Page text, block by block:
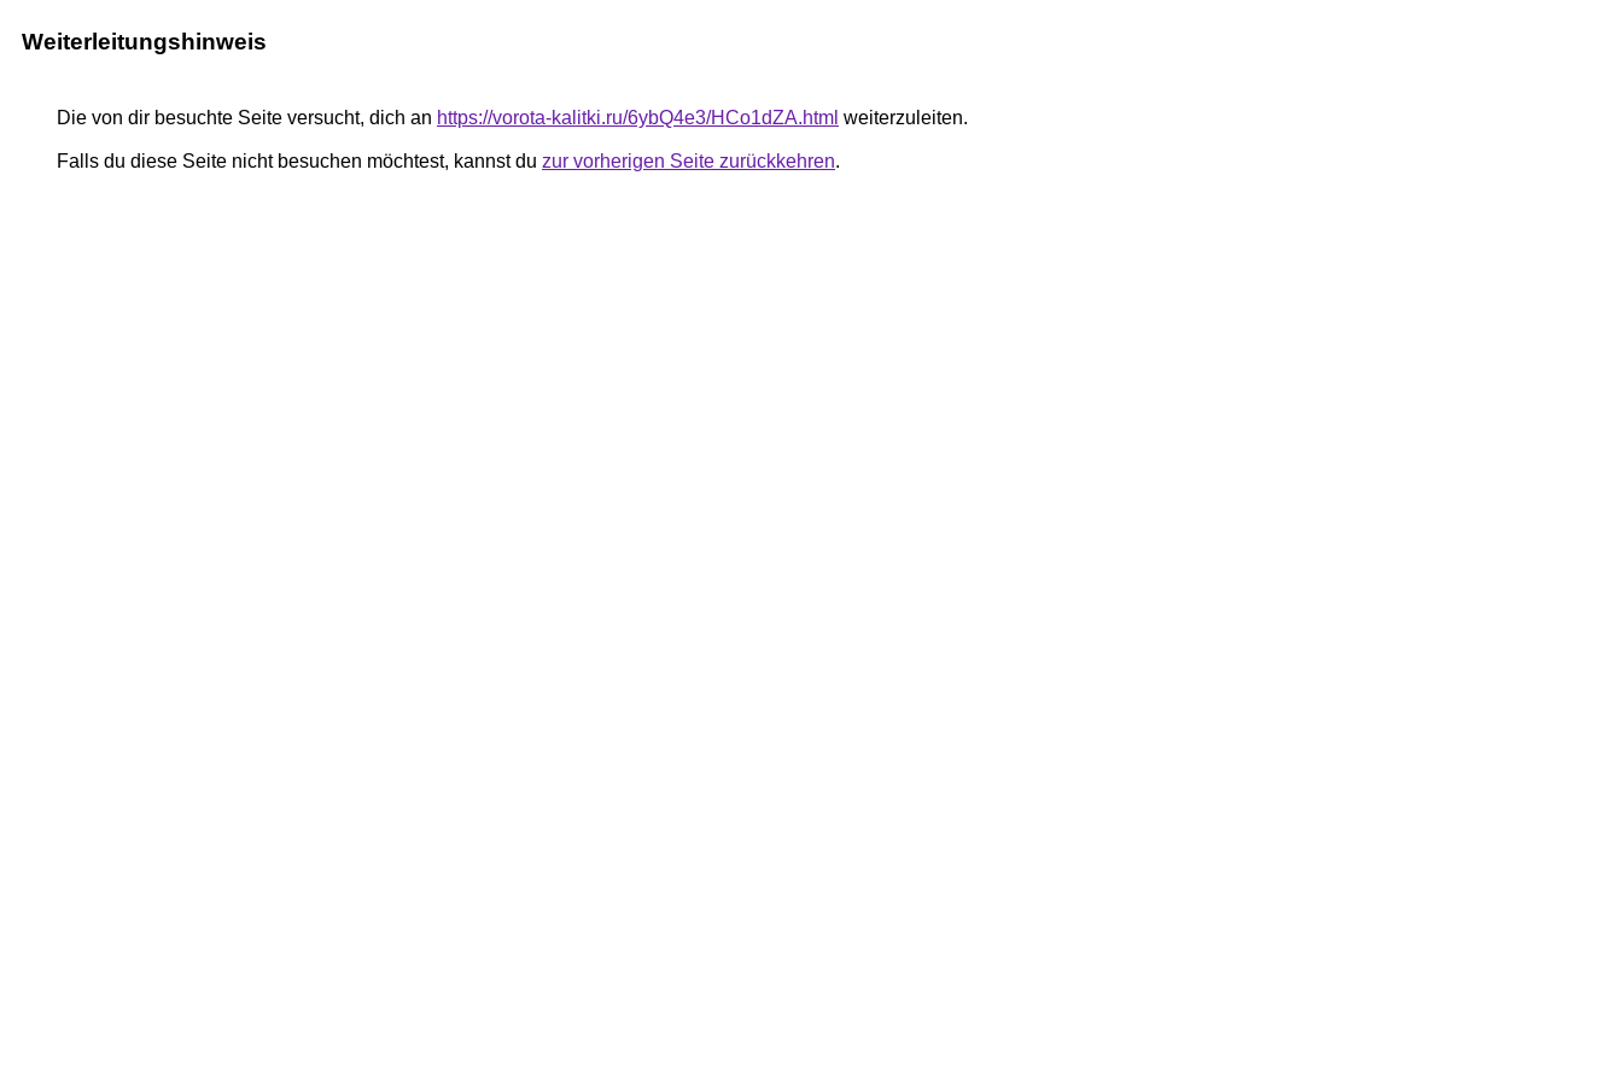
Weiterleitungshinweis
Die von dir besuchte Seite versucht, dich an https://vorota-kalitki.ru/6ybQ4e3/HCo1dZA.html weiterzuleiten.
Falls du diese Seite nicht besuchen möchtest, kannst du zur vorherigen Seite zurückkehren.